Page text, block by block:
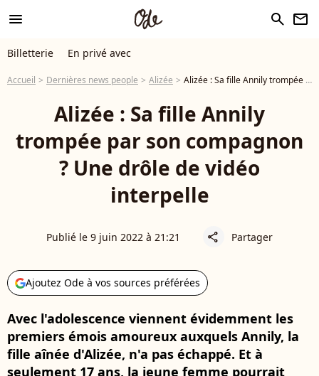
menu search newsletter
Billetterie En privé avec
Accueil Dernières news people Alizée Alizée : Sa fille Annily trompée par son compagnon ? Une drôle de vidéo interpelle
Alizée : Sa fille Annily
trompée par son compagnon
? Une drôle de vidéo
interpelle
Publié le 9 juin 2022 à 21:21 share Partager
Ajoutez Ode à vos sources préférées
Avec l'adolescence viennent évidemment les
premiers émois amoureux auxquels Annily, la
fille aînée d'Alizée, n'a pas échappé. Et à
seulement 17 ans, la jeune femme pourrait